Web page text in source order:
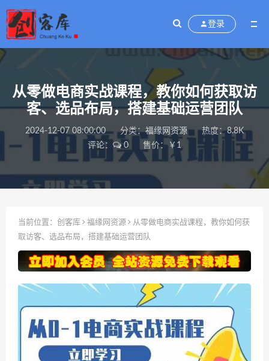
登录
从零做电商实战课程，教你如何获取访
客、选品布局，搭建基础运营团队
2024-12-07 08:00:00 分类：福缘网资源
热度：8.8K
评论：
0 售价：￥1
当前位置： 创客库 福缘网资源
从零做电商实战课程，教你如何获
取访客、选品布局，搭建基础运营团队